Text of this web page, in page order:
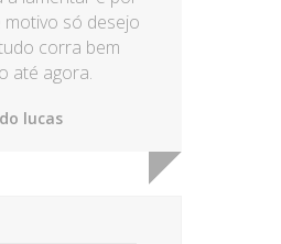
motivo só desejo
corra bem
até agora.
lucas